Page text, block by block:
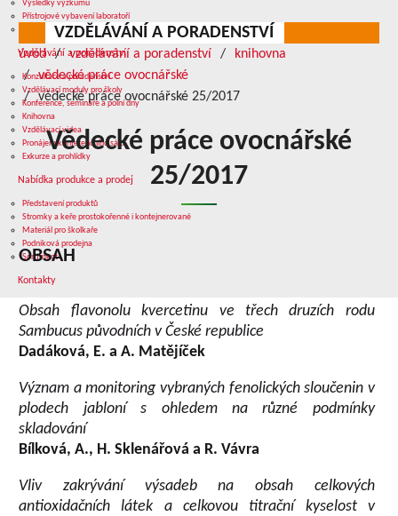
Výsledky výzkumu
Přístrojové vybavení laboratoří
Služby v oblasti výzkumu
Vzdělávání a poradenství
Konzultace a poradenství
Vzdělávací moduly pro školy
Konference, semináře a polní dny
Knihovna
Vzdělávací videa
Pronájem konferenčního sálu
Exkurze a prohlídky
Nabídka produkce a prodej
Představení produktů
Stromky a keře prostokořenné i kontejnerované
Materiál pro školkaře
Podniková prodejna
Sortiment
Kontakty
VZDĚLÁVÁNÍ A PORADENSTVÍ
úvod vzdělávání a poradenství
knihovna
vědecké práce ovocnářské
vědecké práce ovocnářské 25/2017
Vědecké práce ovocnářské
25/2017
OBSAH
Obsah flavonolu kvercetinu ve třech druzích rodu
Sambucus původních v České republice
Dadáková, E. a A. Matějíček
Význam a monitoring vybraných fenolických sloučenin v
plodech jabloní s ohledem na různé podmínky
skladování
Bílková, A., H. Sklenářová a R. Vávra
Vliv zakrývání výsadeb na obsah celkových
antioxidačních látek a celkovou titrační kyselost v